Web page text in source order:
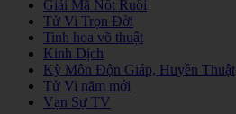
Giải Mã Nốt Ruồi
Tử Vi Trọn Đời
Tinh hoa võ thuật
Kinh Dịch
Kỳ Môn Độn Giáp, Huyền Thuật
Tử Vi năm mới
Vạn Sự TV